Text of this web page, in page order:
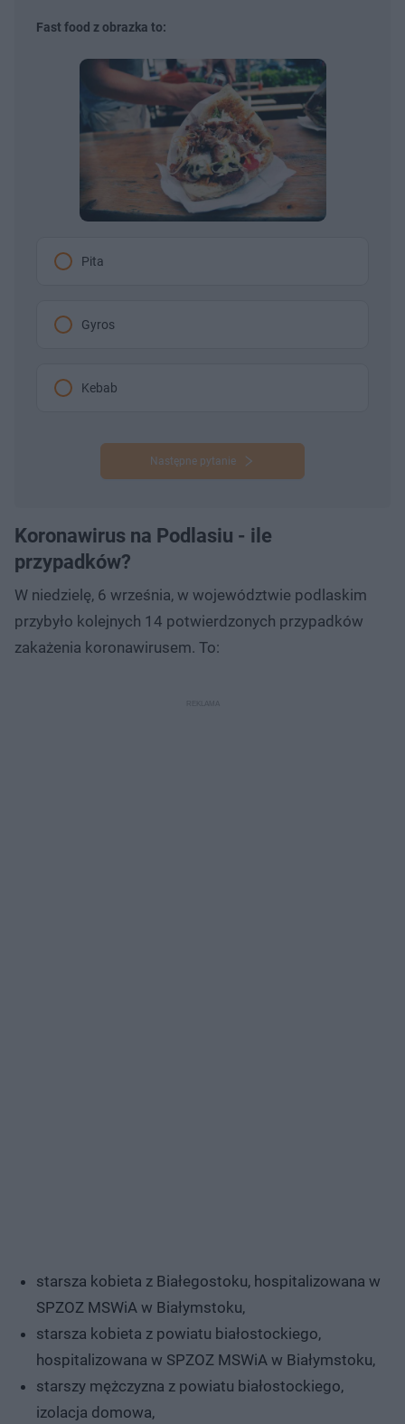
Fast food z obrazka to:
Pita
Gyros
Kebab
Następne pytanie
Koronawirus na Podlasiu - ile
przypadków?
W niedzielę, 6 września, w województwie podlaskim
przybyło kolejnych 14 potwierdzonych przypadków
zakażenia koronawirusem. To:
starsza kobieta z Białegostoku, hospitalizowana w
SPZOZ MSWiA w Białymstoku,
starsza kobieta z powiatu białostockiego,
hospitalizowana w SPZOZ MSWiA w Białymstoku,
starszy mężczyzna z powiatu białostockiego,
izolacja domowa,